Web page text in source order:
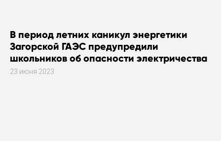
В период летних каникул энергетики
Загорской ГАЭС предупредили
школьников об опасности электричества
23 июня 2023